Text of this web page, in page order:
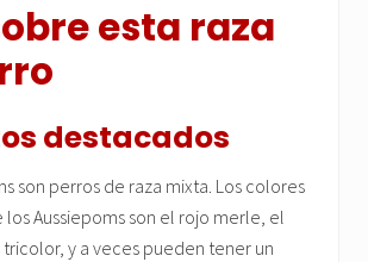
esta raza
destacados
son perros de raza mixta. Los colores
Aussiepoms son el rojo merle, el
y a veces pueden tener un